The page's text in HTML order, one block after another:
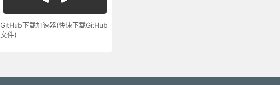
GitHub下载加速器(快速下载GitHub
文件)